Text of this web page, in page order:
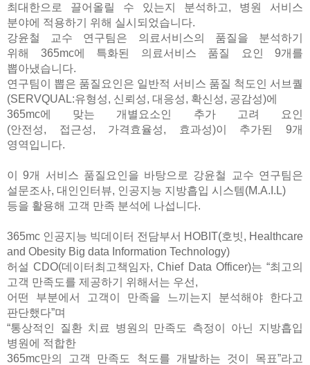
최대한으로 끌어올릴 수 있는지 분석하고, 병원 서비스
분야에 적용하기 위해 실시되었습니다.
강윤철 교수 연구팀은 의료서비스의 품질을 분석하기
위해
365mc에 특화된 의료서비스 품질 요인 9개를
뽑아냈습니다.
연구팀이 뽑은 품질요인은 일반적 서비스 품질 척도인 서브퀄
(SERVQUAL:유형성, 신뢰성, 대응성, 확신성, 공감성)에
365mc에 맞는 개별요소인 추가 고려 요인
(안전성, 접근성, 가격효율성, 효과성)이 추가된 9개
영역입니다.
이 9개 서비스 품질요인을 바탕으로 강윤철 교수 연구팀은
설문조사, 대인인터뷰, 인공지능 지방흡입 시스템(M.A.I.L)
등을 활용해 고객 만족 분석에 나섭니다.
365mc 인공지능 빅데이터 전담부서 HOBIT(호빗, Healthcare
and Obesity Big data Information Technology)
허설 CDO(데이터최고책임자, Chief Data Officer)는 “최고의
고객 만족도를 제공하기 위해서는 우선 ,
어떤 부분에서 고객이 만족을 느끼는지 분석해야 한다고
판단했다”며
“통상적인 질환 치료 병원의 만족도 측정이 아닌 지방흡입
병원에 적합한
365mc만의 고객 만족도 척도를 개발하는 것이 목표”라고